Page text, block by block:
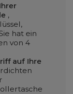
,
hat ein
von 4
auf Ihre